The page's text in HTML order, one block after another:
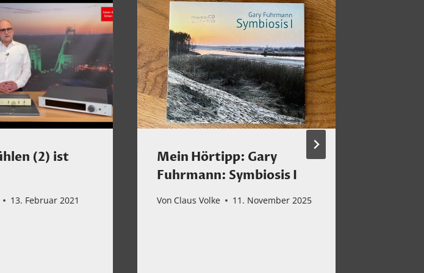
(2) ist
13. Februar 2021
Mein Hörtipp: Gary
Fuhrmann: Symbiosis I
Von Claus Volke 11. November 2025